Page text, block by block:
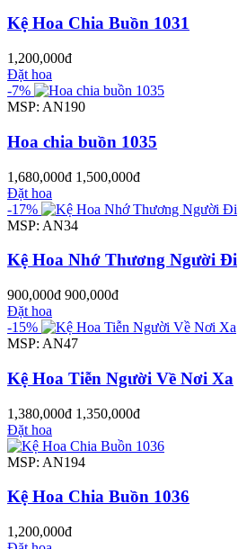
Kệ Hoa Chia Buồn 1031
1,200,000đ
Đặt hoa
-7%
MSP: AN190
Hoa chia buồn 1035
1,680,000đ 1,500,000đ
Đặt hoa
-17%
MSP: AN34
Kệ Hoa Nhớ Thương Người Đi
900,000đ 900,000đ
Đặt hoa
-15%
MSP: AN47
Kệ Hoa Tiễn Người Về Nơi Xa
1,380,000đ 1,350,000đ
Đặt hoa
MSP: AN194
Kệ Hoa Chia Buồn 1036
1,200,000đ